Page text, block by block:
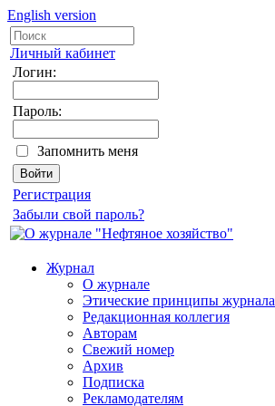
English version
Личный кабинет
Логин:
Пароль:
Запомнить меня
Регистрация
Забыли свой пароль?
Журнал
О журнале
Этические принципы журнала
Редакционная коллегия
Авторам
Свежий номер
Архив
Подписка
Рекламодателям